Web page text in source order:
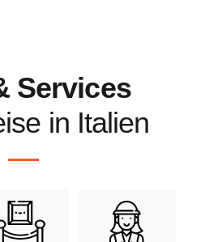
Services
in Italien